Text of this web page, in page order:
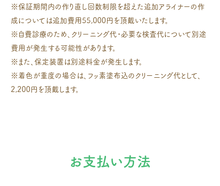
※保証期間内の作り直し回数制限を超えた追加アライナーの作
成については追加費用55,000円を頂戴いたします。
※自費診療のため、クリーニング代・必要な検査代について別途
費用が発生する可能性があります。
※また、保定装置は別途料金が発生します。
※着色が重度の場合は、フッ素塗布込のクリーニング代として、
2,200円を頂戴します。
お支払い方法